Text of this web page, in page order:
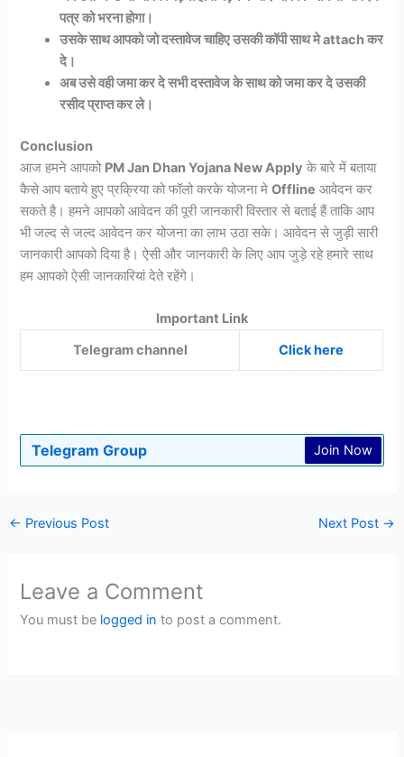
पत्र को भरना होगा।
उसके साथ आपको जो दस्तावेज चाहिए उसकी कॉपी साथ मे attach कर
दे।
अब उसे वही जमा कर दे सभी दस्तावेज के साथ को जमा कर दे उसकी
रसीद प्राप्त कर ले।
Conclusion
आज हमने आपको PM Jan Dhan Yojana New Apply के बारे में बताया
कैसे आप बताये हुए प्रक्रिया को फॉलो करके योजना मेOffline आवेदन कर
सकते है। हमने आपको आवेदन की पूरी जानकारी विस्तार से बताई हैं ताकि आप
भी जल्द से जल्द आवेदन कर योजना का लाभ उठा सके। आवेदन से जुड़ी सारी
जानकारी आपको दिया है। ऐसी और जानकारी के लिए आप जुड़े रहे हमारे साथ
हम आपको ऐसी जानकारियां देते रहेंगे।
Important Link
Telegram channel
Click here
Telegram Group Join Now
← Previous Post Next Post →
Leave a Comment
You must be logged in to post a comment.